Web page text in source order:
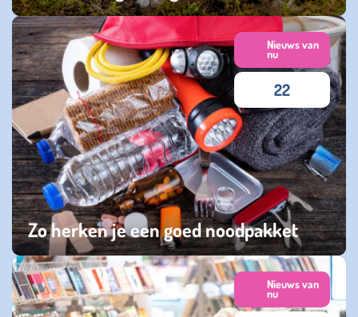
zaterdag 02 mei 2026
Zo herken je een goed noodpakket
dinsdag 03 maart 2026
Nieuws van
nu
22
Nieuws van
nu